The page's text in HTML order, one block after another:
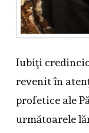
Iubiţi
revenit în
profetice ale
următoarele